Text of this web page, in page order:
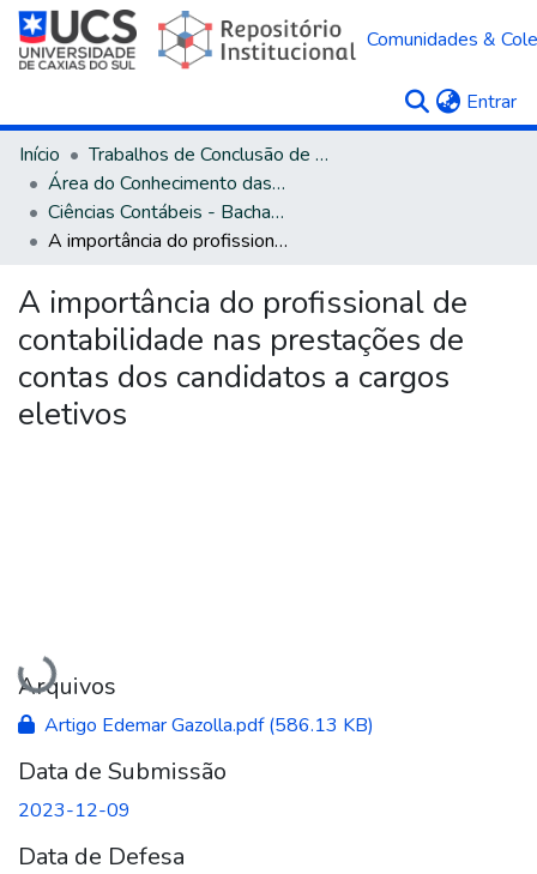
Comunidades &
Entrar
Início
Trabalhos de Conclusão de Curso
Área do Conhecimento das Ciências Sociais Aplicadas
Ciências Contábeis - Bacharelado
A importância do profissional de contabilidade nas prestações de contas dos candidatos a cargos eletivos
A importância do profissional de
contabilidade nas prestações de
contas dos candidatos a cargos
eletivos
Carregando...
Arquivos
Artigo Edemar Gazolla.pdf(586.13 KB)
Data de Submissão
2023-12-09
Data de Defesa